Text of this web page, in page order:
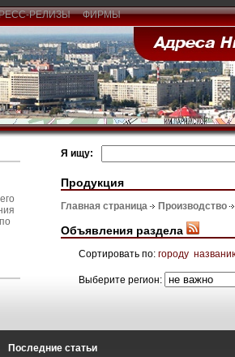
РЕЛИЗЫ ФИРМЫ
Я ищу:
Продукция
Главная страница Производство
Объявления раздела
Сортировать по: городу
Выберите регион:
Последние статьи